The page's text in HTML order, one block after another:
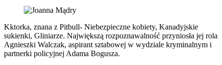
Kktorka, znana z Pitbull- Niebezpieczne kobiety, Kanadyjskie
sukienki, Gliniarze. Największą rozpoznawalność przyniosła jej rola
Agnieszki Walczak, aspirant sztabowej w wydziale kryminalnym i
partnerki policyjnej Adama Bogusza.